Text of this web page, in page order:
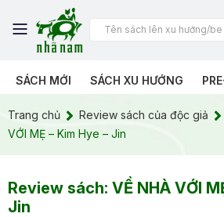
SÁCH MỚI SÁCH XU HƯỚNG
Trang chủ Review sách của độc giả
VỚI MẸ – Kim Hye – Jin
Review sách: VỀ NHÀ VỚI
Jin